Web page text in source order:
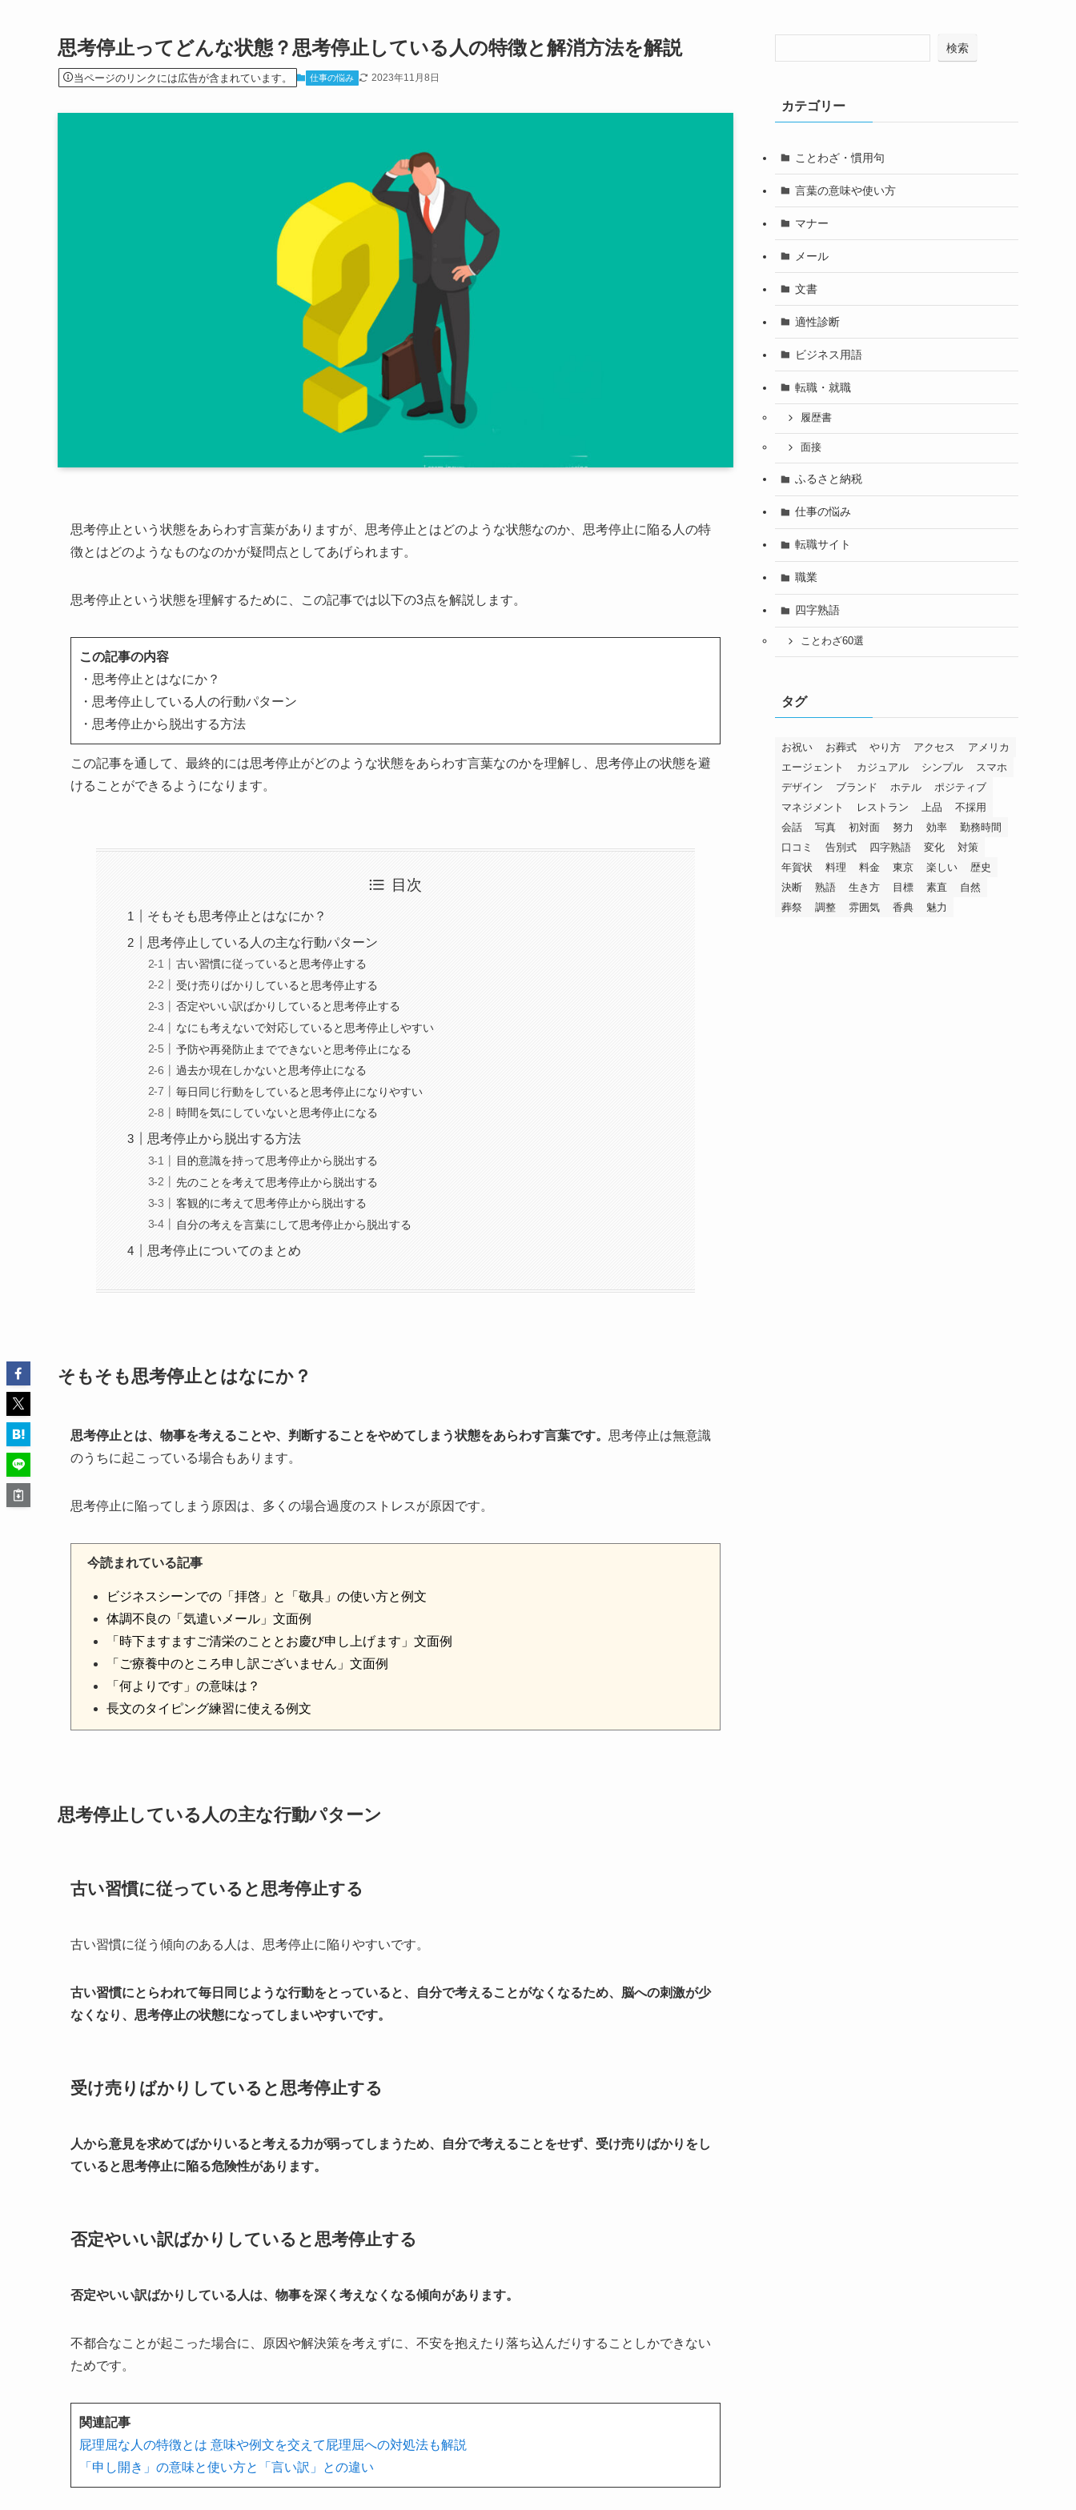
思考停止ってどんな状態？思考停止している人の特徴と解消方法を解説
当ページのリンクには広告が含まれています。 仕事の悩み 2023年11月8日
思考停止という状態をあらわす言葉がありますが、思考停止とはどのような状態なのか、思考停止に陥る人の特
徴とはどのようなものなのかが疑問点としてあげられます。
思考停止という状態を理解するために、この記事では以下の3点を解説します。
この記事の内容
・思考停止とはなにか？
・思考停止している人の行動パターン
・思考停止から脱出する方法
この記事を通して、最終的には思考停止がどのような状態をあらわす言葉なのかを理解し、思考停止の状態を避
けることができるようになります。
目次
そもそも思考停止とはなにか？
思考停止している人の主な行動パターン
古い習慣に従っていると思考停止する
受け売りばかりしていると思考停止する
否定やいい訳ばかりしていると思考停止する
なにも考えないで対応していると思考停止しやすい
予防や再発防止までできないと思考停止になる
過去か現在しかないと思考停止になる
毎日同じ行動をしていると思考停止になりやすい
時間を気にしていないと思考停止になる
思考停止から脱出する方法
目的意識を持って思考停止から脱出する
先のことを考えて思考停止から脱出する
客観的に考えて思考停止から脱出する
自分の考えを言葉にして思考停止から脱出する
思考停止についてのまとめ
そもそも思考停止とはなにか？
思考停止とは、物事を考えることや、判断することをやめてしまう状態をあらわす言葉です。 思考停止は無意識
のうちに起こっている場合もあります。
思考停止に陥ってしまう原因は、多くの場合過度のストレスが原因です。
今読まれている記事
ビジネスシーンでの「拝啓」と「敬具」の使い方と例文
体調不良の「気遣いメール」文面例
「時下ますますご清栄のこととお慶び申し上げます」文面例
「ご療養中のところ申し訳ございません」文面例
「何よりです」の意味は？
長文のタイピング練習に使える例文
思考停止している人の主な行動パターン
古い習慣に従っていると思考停止する
古い習慣に従う傾向のある人は、思考停止に陥りやすいです。
古い習慣にとらわれて毎日同じような行動をとっていると、自分で考えることがなくなるため、脳への刺激が少
なくなり、思考停止の状態になってしまいやすいです。
受け売りばかりしていると思考停止する
人から意見を求めてばかりいると考える力が弱ってしまうため、自分で考えることをせず、受け売りばかりをし
ていると思考停止に陥る危険性があります。
否定やいい訳ばかりしていると思考停止する
否定やいい訳ばかりしている人は、物事を深く考えなくなる傾向があります。
不都合なことが起こった場合に、原因や解決策を考えずに、不安を抱えたり落ち込んだりすることしかできない
ためです。
関連記事
屁理屈な人の特徴とは 意味や例文を交えて屁理屈への対処法も解説
「申し開き」の意味と使い方と「言い訳」との違い
検索
カテゴリー
ことわざ・慣用句
言葉の意味や使い方
マナー
メール
文書
適性診断
ビジネス用語
転職・就職
履歴書
面接
ふるさと納税
仕事の悩み
転職サイト
職業
四字熟語
ことわざ60選
タグ
お祝い お葬式 やり方 アクセス
アメリカ
エージェント
カジュアル シンプル
スマホ
デザイン
ブランド ホテル
ポジティブ
マネジメント
レストラン 上品
不採用
会話
写真 初対面 努力 効率
勤務時間
口コミ
告別式 四字熟語 変化
対策
年賀状
料理 料金 東京 楽しい
歴史
決断
熟語 生き方 目標 素直
自然
葬祭
調整 雰囲気 香典 魅力